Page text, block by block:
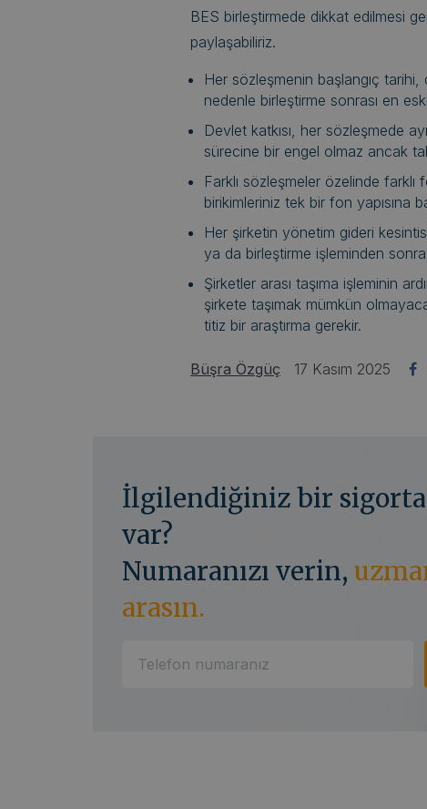
BES birleştirmede dikkat edilmesi
paylaşabiliriz.
Her sözleşmenin başlangıç tarihi,
nedenle birleştirme sonrası en
Devlet katkısı, her sözleşmede
sürecine bir engel olmaz ancak
Farklı sözleşmeler özelinde
birikimleriniz tek bir fon yapısına
Her şirketin yönetim gideri
ya da birleştirme işleminden
Şirketler arası taşıma işleminin
şirkete taşımak mümkün
titiz bir araştırma gerekir.
Büşra Özgüç 17 Kasım 2025
İlgilendiğiniz bir
var?
Numaranızı verin,
arasın.